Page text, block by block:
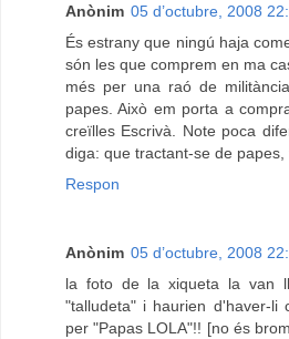
Anònim 05 d’octubre, 2008
És estrany que ningú haja
són les que comprem en ma
més per una raó de
papes. Això em porta a
creïlles Escrivà. Note poca
diga: que tractant-se de papes,
Respon
Anònim 05 d’octubre, 2008
la foto de la xiqueta la van
"talludeta" i haurien d'haver-li
per "Papas LOLA"!! [no és